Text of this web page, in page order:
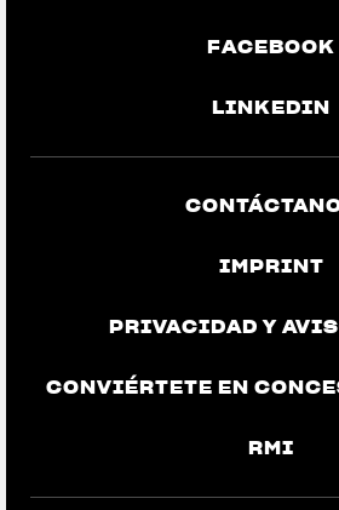
FACEBOOK
LINKEDIN
IMPRINT
PRIVACIDAD Y
CONVIÉRTETE EN
RMI